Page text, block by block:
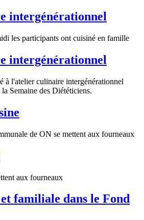
intergénérationnel
les participants ont cuisiné en famille
intergénérationnel
à l'atelier culinaire intergénérationnel
Semaine des Diététiciens.
de ON se mettent aux fourneaux
aux fourneaux
familiale dans le Fond